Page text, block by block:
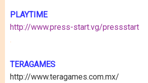
PLAYTIME
http://www.press-start.vg/pressstart
.
TERAGAMES
http://www.teragames.com.mx/